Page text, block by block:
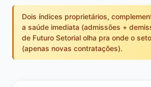
Dois índices proprietários,
a saúde imediata (admissões +
de Futuro Setorial olha pra onde o
(apenas novas contratações).